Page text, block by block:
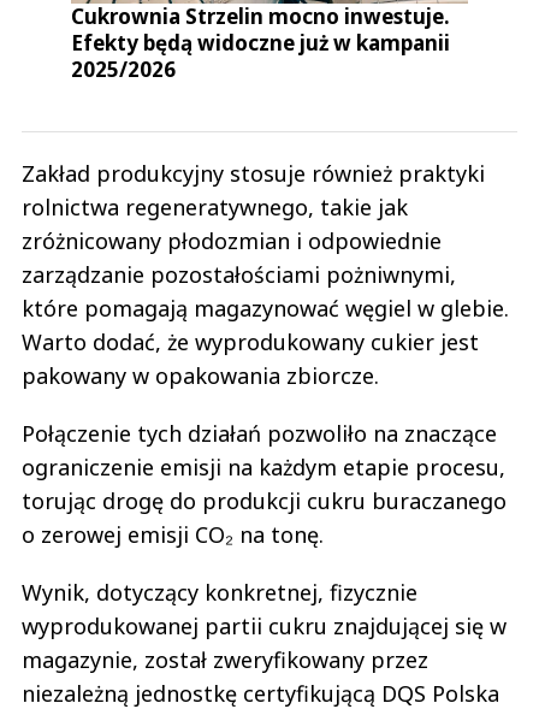
Cukrownia Strzelin mocno inwestuje.
Efekty będą widoczne już w kampanii
2025/2026
Zakład produkcyjny stosuje również praktyki
rolnictwa regeneratywnego, takie jak
zróżnicowany płodozmian i odpowiednie
zarządzanie pozostałościami pożniwnymi,
które pomagają magazynować węgiel w glebie.
Warto dodać, że wyprodukowany cukier jest
pakowany w opakowania zbiorcze.
Połączenie tych działań pozwoliło na znaczące
ograniczenie emisji na każdym etapie procesu,
torując drogę do produkcji cukru buraczanego
o zerowej emisji CO₂ na tonę.
Wynik, dotyczący konkretnej, fizycznie
wyprodukowanej partii cukru znajdującej się w
magazynie, został zweryfikowany przez
niezależną jednostkę certyfikującą DQS Polska